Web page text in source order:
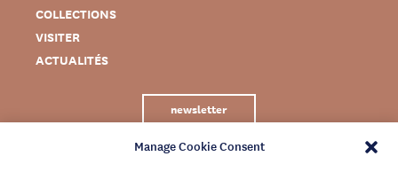
Manage Cookie Consent
COLLECTIONS
VISITER
ACTUALITÉS
newsletter